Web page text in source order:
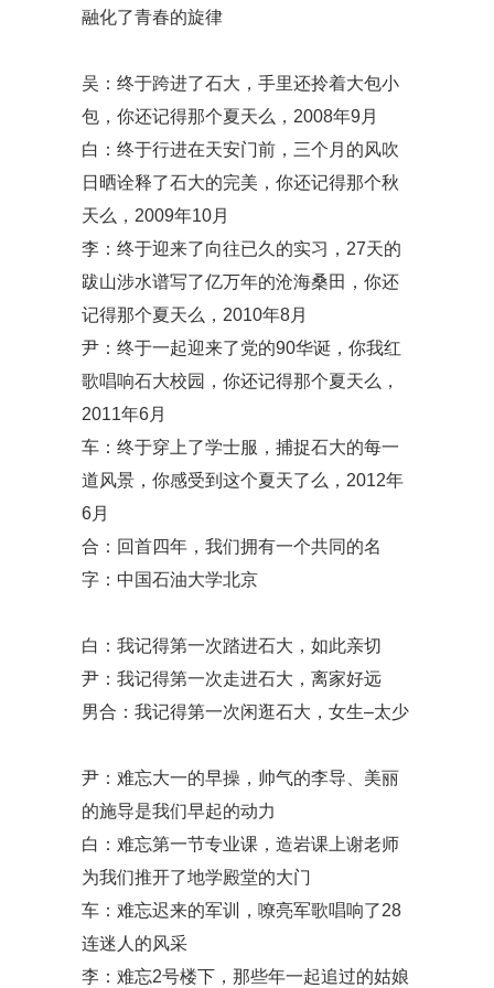
融化了青春的旋律
吴：终于跨进了石大，手里还拎着大包小
包，你还记得那个夏天么，2008年9月
白：终于行进在天安门前，三个月的风吹
日晒诠释了石大的完美，你还记得那个秋
天么，2009年10月
李：终于迎来了向往已久的实习，27天的
跋山涉水谱写了亿万年的沧海桑田，你还
记得那个夏天么，2010年8月
尹：终于一起迎来了党的90华诞，你我红
歌唱响石大校园，你还记得那个夏天么，
2011年6月
车：终于穿上了学士服，捕捉石大的每一
道风景，你感受到这个夏天了么，2012年
6月
合：回首四年，我们拥有一个共同的名
字：中国石油大学北京
白：我记得第一次踏进石大，如此亲切
尹：我记得第一次走进石大，离家好远
男合：我记得第一次闲逛石大，女生–太少
尹：难忘大一的早操，帅气的李导、美丽
的施导是我们早起的动力
白：难忘第一节专业课，造岩课上谢老师
为我们推开了地学殿堂的大门
车：难忘迟来的军训，嘹亮军歌唱响了28
连迷人的风采
李：难忘2号楼下，那些年一起追过的姑娘